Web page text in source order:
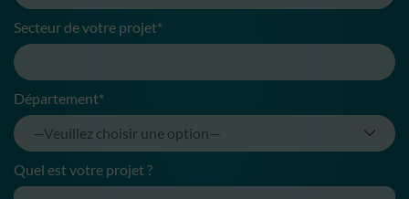
Secteur de votre projet*
Département*
Quel est votre projet ?